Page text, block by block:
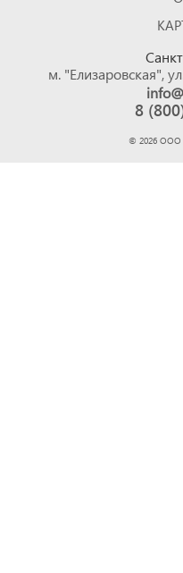
м. "Елизаровская",
8
© 2026ООО